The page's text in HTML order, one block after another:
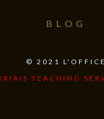
BLOG
© 2021
TEACHING